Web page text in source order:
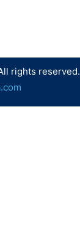
rights reserved.